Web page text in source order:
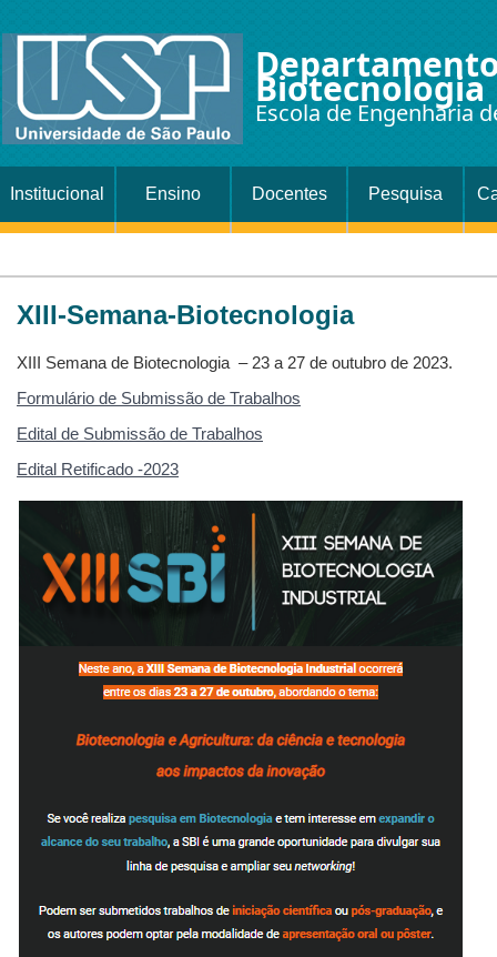
Biotecnologia
Escola de Engenharia
Institucional Ensino Docentes Pesquisa
XIII-Semana-Biotecnologia
XIII Semana de Biotecnologia – 23 a 27 de outubro de 2023.
Formulário de Submissão de Trabalhos
Edital de Submissão de Trabalhos
Edital Retificado -2023